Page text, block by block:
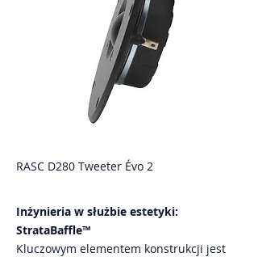
RASC D280 Tweeter Évo 2
Inżynieria w służbie estetyki:
StrataBaffle™
Kluczowym elementem konstrukcji jest